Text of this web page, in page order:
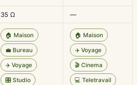
35 Ω —
🏠 Maison
💼 Bureau
✈️ Voyage
🎛️ Studio
🏠 Maison
✈️ Voyage
🎬 Cinema
💻 Teletravail